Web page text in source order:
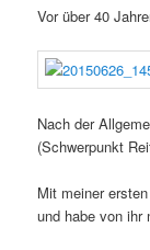
Vor über 40
Nach der
(Schwerpunkt
Mit meiner
und habe von ihr